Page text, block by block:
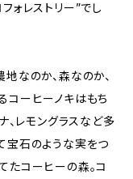
ォレストリー”でし
なのか、森なのか、
コーヒーノキはもち
、レモングラスなど多
宝石のような実をつ
たコーヒーの森。コ